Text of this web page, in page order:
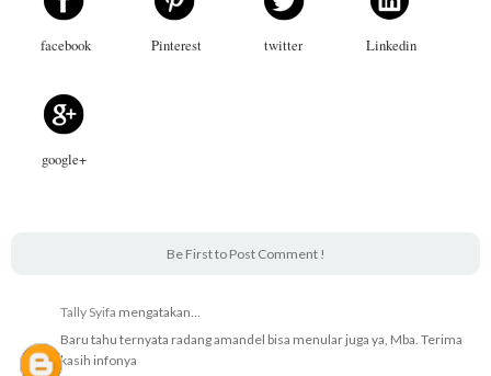
facebook Pinterest twitter Linkedin
google+
Be First to Post Comment !
Tally Syifa mengatakan...
Baru tahu ternyata radang amandel bisa menular juga ya, Mba. Terima
kasih infonya